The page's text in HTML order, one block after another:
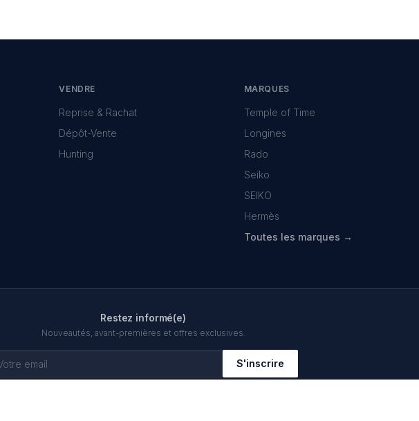
VENDRE
Reprise & Rachat
Dépôt-Vente
Hunting
MARQUES
Temple of Time
Longines
Rado
Seiko
SEIKO
Hermès
Toutes les marques →
Restez informé(e)
Nouveautés, avant-premières et offres exclusives.
S'inscrire